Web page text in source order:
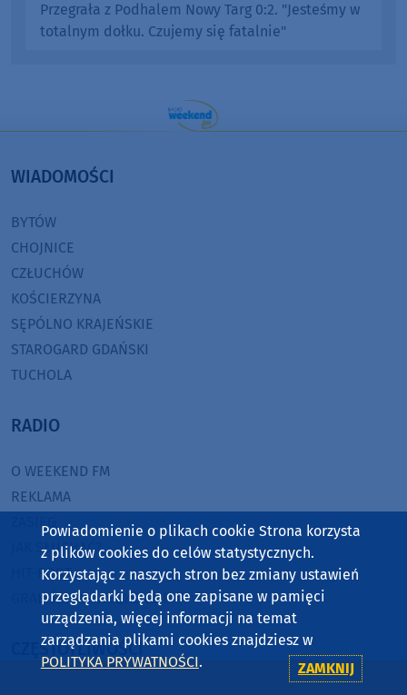
Przegrała z Podhalem Nowy Targ 0:2. "Jesteśmy w
totalnym dołku. Czujemy się fatalnie"
WIADOMOŚCI
BYTÓW
CHOJNICE
CZŁUCHÓW
KOŚCIERZYNA
SĘPÓLNO KRAJEŃSKIE
STAROGARD GDAŃSKI
TUCHOLA
RADIO
O WEEKEND FM
REKLAMA
ZASIĘG
JAK SŁUCHAĆ?
HIT-PORT
GRALIŚMY W WEEKEND FM
CZĘSTOTLIWOŚCI
Powiadomienie o plikach cookie Strona korzysta
z plików cookies do celów statystycznych.
Korzystając z naszych stron bez zmiany ustawień
przeglądarki będą one zapisane w pamięci
urządzenia, więcej informacji na temat
zarządzania plikami cookies znajdziesz w
POLITYKA PRYWATNOŚCI. ZAMKNIJ